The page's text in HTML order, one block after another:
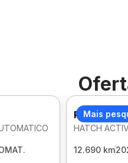
Mais
PEUGEOT
HATCH
12.690 km